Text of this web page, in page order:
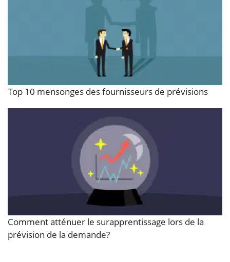
Top 10 mensonges des fournisseurs de prévisions
Comment atténuer le surapprentissage lors de la
prévision de la demande?